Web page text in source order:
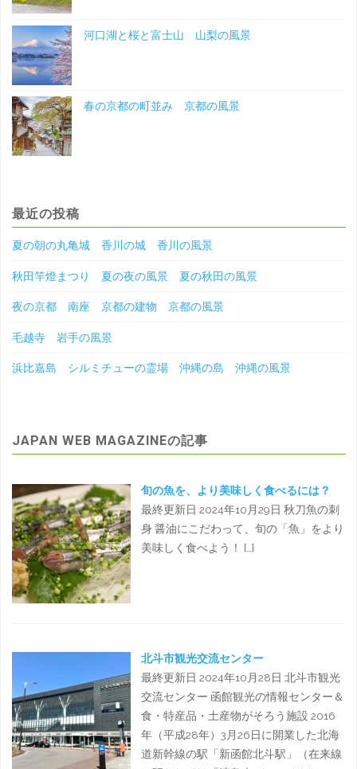
河口湖と桜と富士山 山梨の風景
春の京都の町並み 京都の風景
最近の投稿
夏の朝の丸亀城 香川の城 香川の風景
秋田竿燈まつり 夏の夜の風景 夏の秋田の風景
夜の京都 南座 京都の建物 京都の風景
毛越寺 岩手の風景
浜比嘉島 シルミチューの霊場 沖縄の島 沖縄の風景
JAPAN WEB MAGAZINEの記事
旬の魚を、より美味しく食べるには？
最終更新日 2024年10月29日 秋刀魚の刺
身 醤油にこだわって、旬の「魚」をより
美味しく食べよう！ […]
北斗市観光交流センター
最終更新日 2024年10月28日 北斗市観光
交流センター 函館観光の情報センター＆
食・特産品・土産物がそろう施設 2016
年（平成28年）3月26日に開業した北海
道新幹線の駅「新函館北斗駅」（在来線